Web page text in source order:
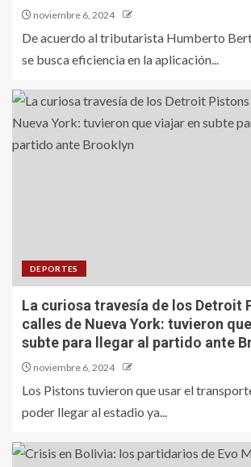
noviembre 6, 2024
De acuerdo al tributarista Humberto
se busca eficiencia en la aplicación...
DEPORTES
La curiosa travesía de los Detroit
calles de Nueva York: tuvieron
subte para llegar al partido ante
noviembre 6, 2024
Los Pistons tuvieron que usar el
poder llegar al estadio ya...